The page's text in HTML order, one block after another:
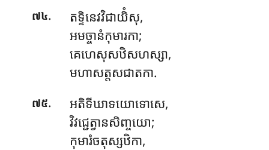
៧៤.
តទ្ទិនេវវិជាយិំសុ,
អមច្ចានំកុមារកា;
គេហេសុសឋិសហស្សា,
មហាសត្តសជាតកា.
៧៥. អតិទីឃាទយោទោសេ,
វិវជ្ជេត្វានសិញ្ចយោ;
កុមារំចតុស្សឋិកា,